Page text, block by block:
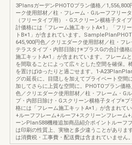
3PlansガーデンPHOTOプラン価格／1,556,800
ーク使用部材／柱・フレーム・Gルーフフリー
（フリータイプ用）・Gスクリーン横格子タイ
計価格には「フレーム施工キットA×1」「フリ
トB×1」が含まれています。
645,900円色／クリエダーク使用部材／柱・フ
テラスタイプ・内部日除け※プラスGの合計価格
施工キットA×1」が含まれています。フレーム
を間取ることによって広々とした空間を確保。
を置けばゆったりと過ごせます。1-
グの延長に。目隠しを加えてプライベート空間
加してさらに上質な空間に。PHOTOプラン価格
色／クリエダーク使用部材／柱・フレーム・G
プ・内部日除け・Gスクリーン横格子タイプ※プ
格には「フレーム施工キットA×1」が含まれて
+ルーフフレーム+ルーフ+スクリーンフレーム+
ーンPlan588機種追加商品紹介ポイントルーフ
は印刷の性質上、実物と多少違うことがありま
は消費税・工事費・配送費は含まれていません